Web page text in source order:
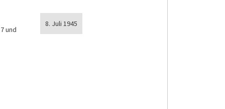
8. Juli 1945
und